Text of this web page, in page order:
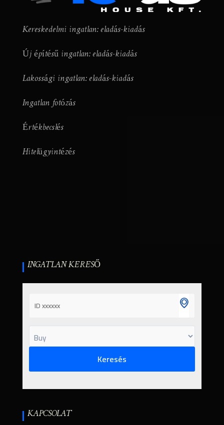
Kereskedelmi ingatlan: eladás-kiadás
Új építésű ingatlan: eladás-kiadás
Lakossági ingatlan: eladás-kiadás
Ingatlan fotózás
Értékbecslés
Hitelügyintézés
INGATLAN KERESŐ
KAPCSOLAT